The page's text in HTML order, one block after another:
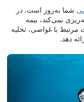
شما به‌روز است. در
نمی‌کند، بیمه
با غواصی، تخلیه
دهد.